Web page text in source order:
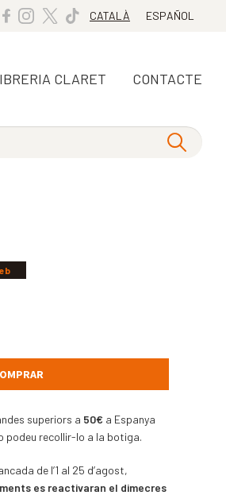
CATALÀ ESPAÑOL
CLARET CONTACTE
superiors a 50€ a Espanya
podeu recollir-lo a la botiga.
de l’1 al 25 d’agost,
es reactivaran el dimecres